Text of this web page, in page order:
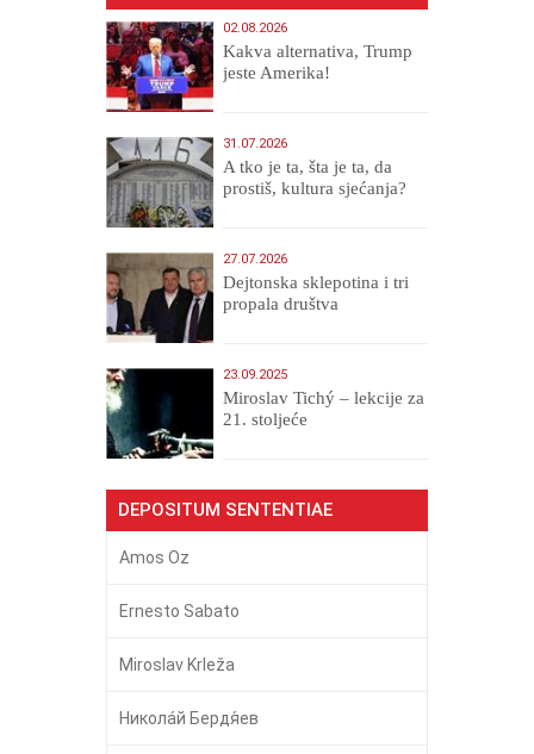
02.08.2026
Kakva alternativa, Trump
jeste Amerika!
31.07.2026
A tko je ta, šta je ta, da
prostiš, kultura sjećanja?
27.07.2026
Dejtonska sklepotina i tri
propala društva
23.09.2025
Miroslav Tichý – lekcije za
21. stoljeće
DEPOSITUM SENTENTIAE
Amos Oz
Ernesto Sabato
Miroslav Krleža
Никола́й Бердя́ев